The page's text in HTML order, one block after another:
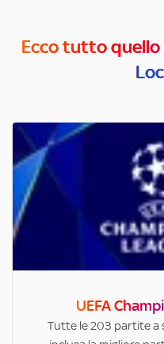
Ecco tutto quello
UEFA
Tutte le 203 partite a